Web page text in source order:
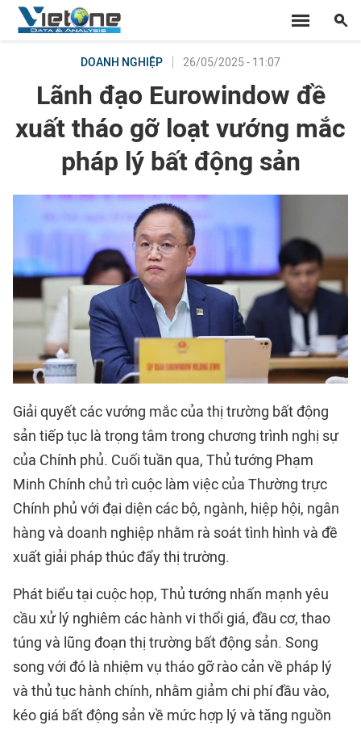
DOANH NGHIỆP 26/05/2025 - 11:07
Lãnh đạo Eurowindow đề
xuất tháo gỡ loạt vướng mắc
pháp lý bất động sản
Giải quyết cácvướng mắccủa thị trường bất động
sản tiếp tục là trọng tâm trong chương trình nghị sự
của Chính phủ. Cuối tuần qua, Thủ tướng Phạm
Minh Chính chủ trì cuộc làm việc của Thường trực
Chính phủ với đại diện các bộ, ngành, hiệp hội, ngân
hàng và doanh nghiệp nhằm rà soát tình hình và đề
xuất giải pháp thúc đẩy thị trường.
Phát biểu tại cuộc họp, Thủ tướng nhấn mạnh yêu
cầu xử lý nghiêm các hành vi thổi giá, đầu cơ, thao
túng và lũng đoạn thị trường bất động sản. Song
song với đó là nhiệm vụ tháo gỡ rào cản về pháp lý
và thủ tục hành chính, nhằm giảm chi phí đầu vào,
kéo giá bất động sản về mức hợp lý và tăng nguồn